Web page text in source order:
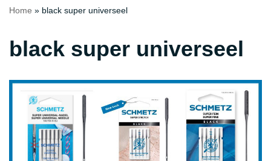
Home » black super universeel
black super universeel